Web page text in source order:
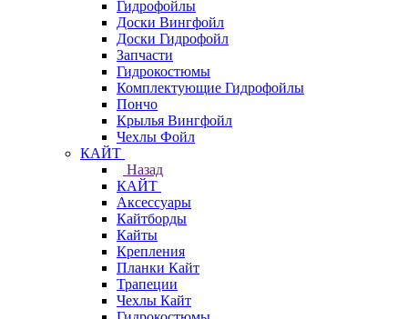
Гидрофойлы
Доски Вингфойл
Доски Гидрофойл
Запчасти
Гидрокостюмы
Комплектующие Гидрофойлы
Пончо
Крылья Вингфойл
Чехлы Фойл
КАЙТ
Назад
КАЙТ
Аксессуары
Кайтборды
Кайты
Крепления
Планки Кайт
Трапеции
Чехлы Кайт